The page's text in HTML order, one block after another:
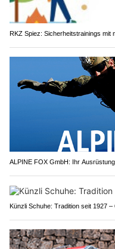
RKZ Spiez: Sicherheitstrainings mit
ALPINE FOX GmbH: Ihr
Künzli Schuhe: Tradition seit 1927 –